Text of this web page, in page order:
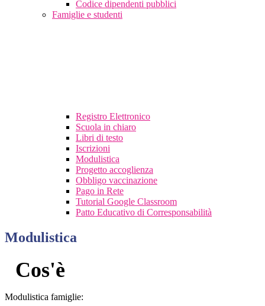
Codice dipendenti pubblici
Famiglie e studenti
Registro Elettronico
Scuola in chiaro
Libri di testo
Iscrizioni
Modulistica
Progetto accoglienza
Obbligo vaccinazione
Pago in Rete
Tutorial Google Classroom
Patto Educativo di Corresponsabilità
Modulistica
Cos'è
Modulistica famiglie: